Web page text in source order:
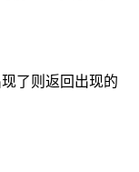
了则返回出现的